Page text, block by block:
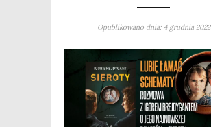
Opublikowano dnia: 4 grudnia 2022